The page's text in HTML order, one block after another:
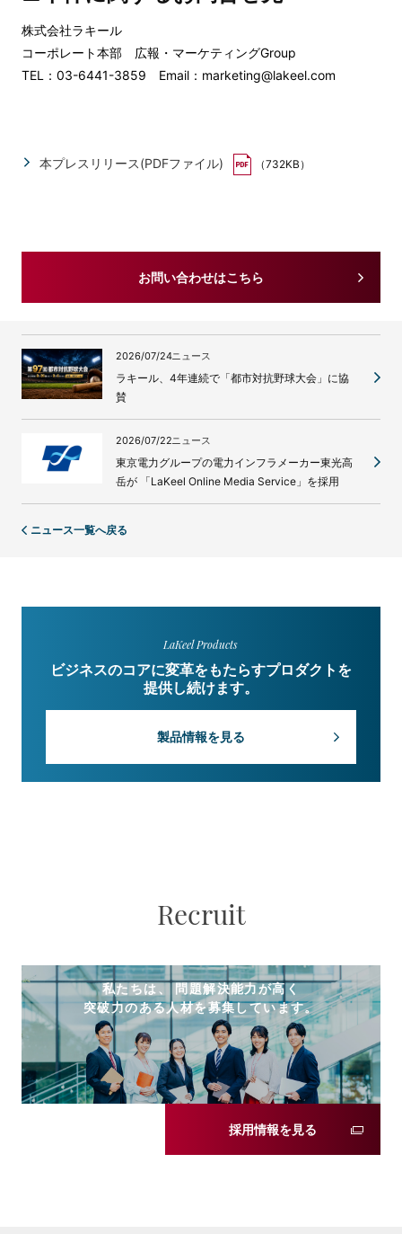
株式会社ラキール
コーポレート本部 広報・マーケティングGroup
TEL：03-6441-3859 Email：marketing@lakeel.com
本プレスリリース(PDFファイル) （732KB）
お問い合わせはこちら
2026/07/24ニュース
ラキール、4年連続で「都市対抗野球大会」に協
賛
2026/07/22ニュース
東京電力グループの電力インフラメーカー東光高
岳が 「LaKeel Online Media Service」を採用
ニュース一覧へ戻る
LaKeel Products
ビジネスのコアに変革をもたらすプロダクトを
提供し続けます。
製品情報を見る
Recruit
私たちは、 問題解決能力が高く
突破力のある人材を募集しています。
採用情報を見る